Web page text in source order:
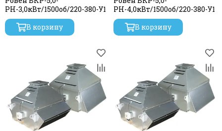
РН-3,0кВт/1500об/220-380-У1
В корзину
РН-4,0кВт/1500об/220-380-У1
В корзину